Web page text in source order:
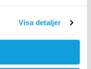
Visa detaljer